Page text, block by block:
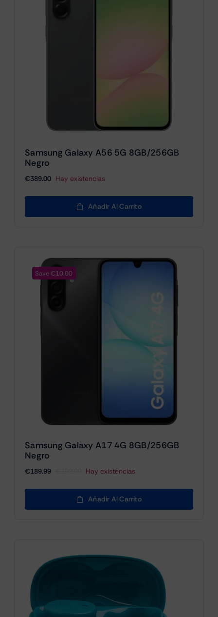
Samsung Galaxy A56 5G 8GB/256GB
Negro
€389.00 Hay existencias
Añadir Al Carrito
Save €10.00
Samsung Galaxy A17 4G 8GB/256GB
Negro
precio
original
era:
€189.99
precio
actual
es:
Hay existencias
Añadir Al Carrito